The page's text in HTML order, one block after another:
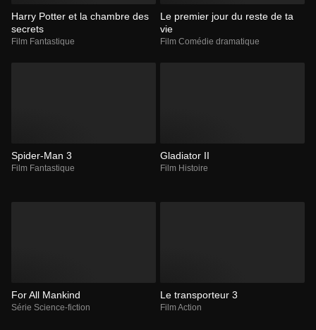
Harry Potter et la chambre des
secrets
Film Fantastique
Le premier jour du reste de ta
vie
Film Comédie dramatique
Spider-Man 3
Film Fantastique
Gladiator II
Film Histoire
For All Mankind
Série Science-fiction
Le transporteur 3
Film Action